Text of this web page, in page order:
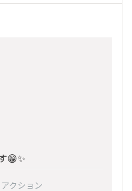
😁✨
クション